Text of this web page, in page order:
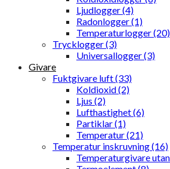
Ljudlogger (4)
Radonlogger (1)
Temperaturlogger (20)
Trycklogger (3)
Universallogger (3)
Givare
Fuktgivare luft (33)
Koldioxid (2)
Ljus (2)
Lufthastighet (6)
Partiklar (1)
Temperatur (21)
Temperatur inskruvning (16)
Temperaturgivare